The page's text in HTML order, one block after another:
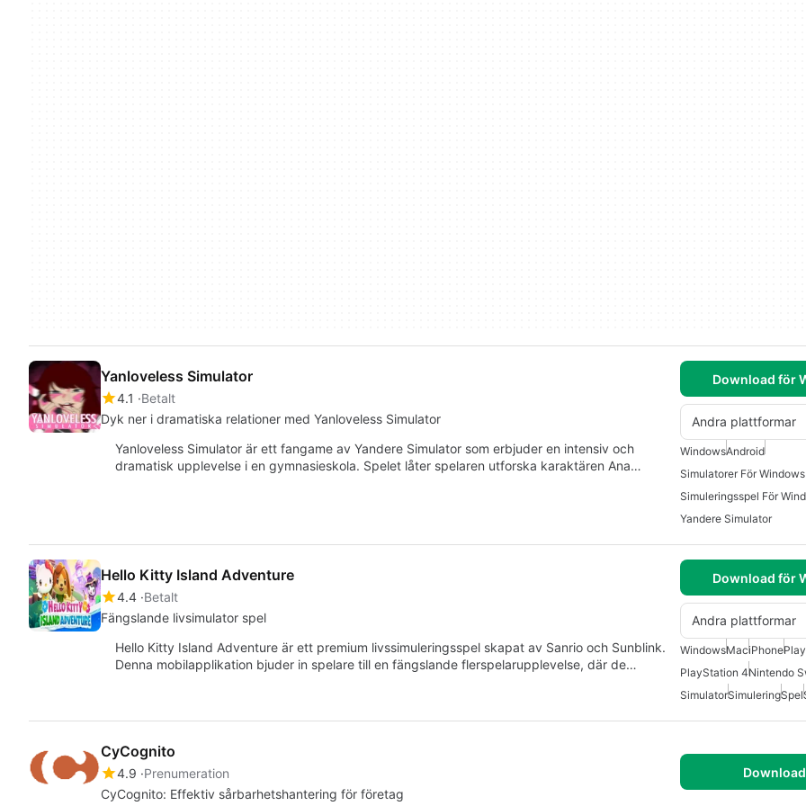
Yanloveless Simulator
4.1
Betalt
Dyk ner i dramatiska relationer med Yanloveless Simulator
Download för
Andra plattformar
Yanloveless Simulator är ett fangame av Yandere Simulator som erbjuder en intensiv och
dramatisk upplevelse i en gymnasieskola. Spelet låter spelaren utforska karaktären Ana…
WindowsAndroid
Simulatorer För
Simuleringsspel För
Yandere Simulator
Hello Kitty Island Adventure
4.4 Betalt
Fängslande livsimulator spel
Download för
Andra plattformar
Hello Kitty Island Adventure är ett premium livssimuleringsspel skapat av Sanrio och Sunblink.
Denna mobilapplikation bjuder in spelare till en fängslande flerspelarupplevelse, där de…
WindowsMaciPhone
PlayStation 4Nintendo
SimulatorSimuleringSpel
CyCognito
4.9 Prenumeration
CyCognito: Effektiv sårbarhetshantering för företag